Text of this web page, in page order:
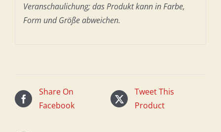
Veranschaulichung; das Produkt kann in Farbe,
Form und Größe abweichen.
Share On
Facebook
Tweet This
Product